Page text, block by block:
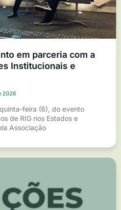
em parceria com a
Institucionais e
2026
feira (6), do evento
de RIG nos Estados e
Associação